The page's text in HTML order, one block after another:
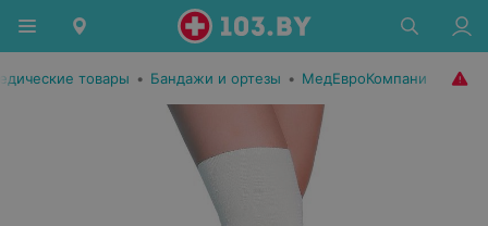
товары • Бандажи и ортезы • МедЕвроКомпани